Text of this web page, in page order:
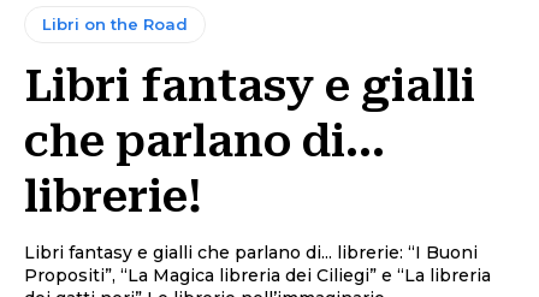
Libri on the Road
Libri fantasy e gialli
che parlano di…
librerie!
Libri fantasy e gialli che parlano di... librerie: “I Buoni
Propositi”, “La Magica libreria dei Ciliegi” e “La libreria